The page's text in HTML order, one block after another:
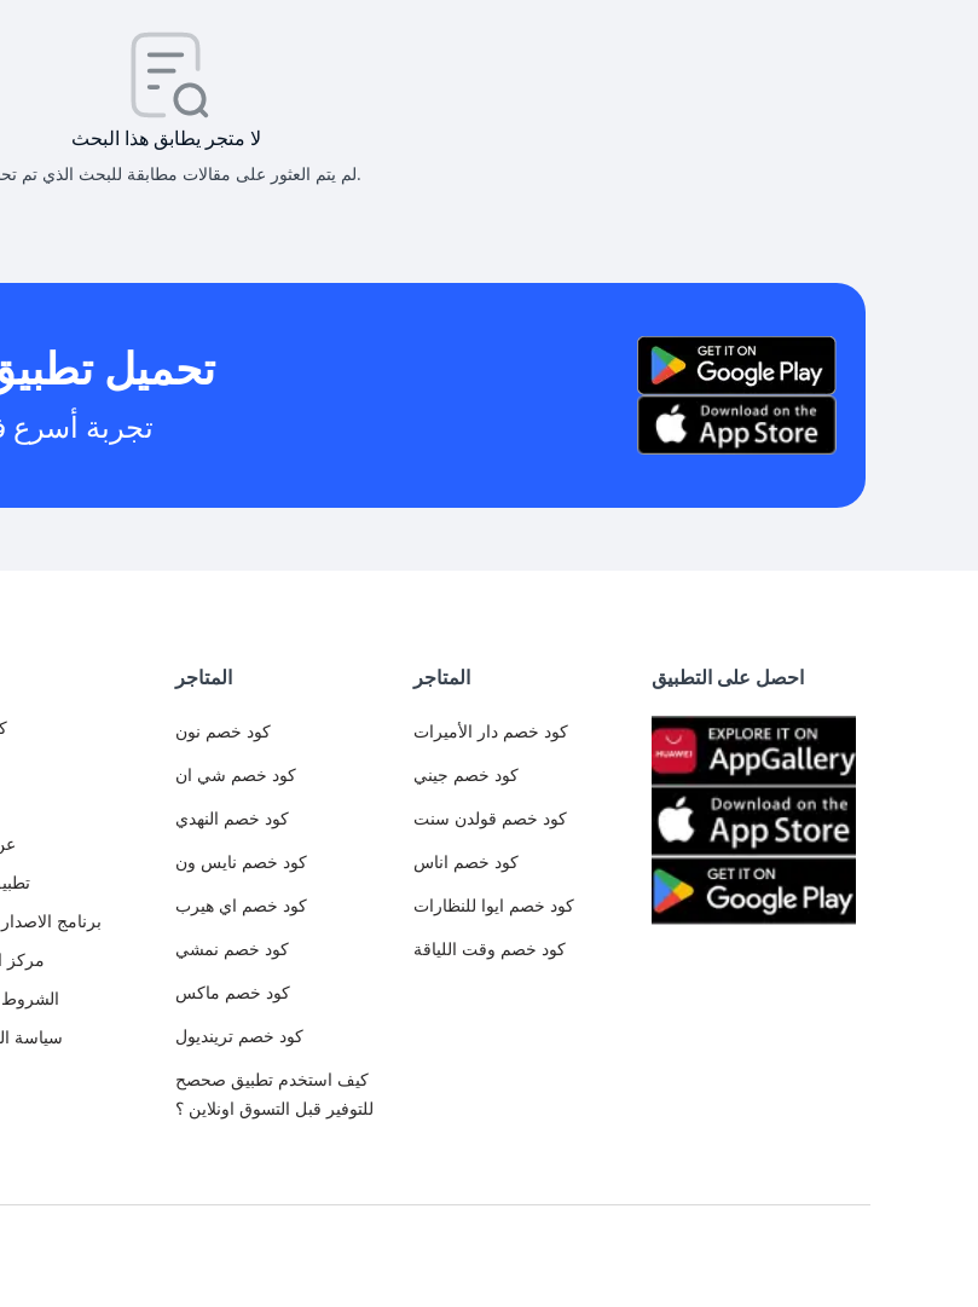
لا متجر يطابق هذا البحث
لم يتم العثور على مقالات مطابقة للبحث الذي تم تحديده.
تحميل
تجربة
برنامج
مركز
الشروط
سياسة
المتاجر
كود خصم نون
كود خصم شي ان
كود خصم النهدي
كود خصم نايس ون
كود خصم اي هيرب
كود خصم نمشي
كود خصم ماكس
كود خصم ترينديول
كيف استخدم تطبيق صحصح
للتوفير قبل التسوق اونلاين ؟
المتاجر
كود خصم دار الأميرات
كود خصم جيني
كود خصم قولدن سنت
كود خصم اناس
كود خصم ايوا للنظارات
كود خصم وقت اللياقة
احصل على التطبيق